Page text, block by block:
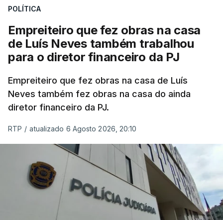
POLÍTICA
Empreiteiro que fez obras na casa
de Luís Neves também trabalhou
para o diretor financeiro da PJ
Empreiteiro que fez obras na casa de Luís
Neves também fez obras na casa do ainda
diretor financeiro da PJ.
RTP / atualizado 6 Agosto 2026, 20:10